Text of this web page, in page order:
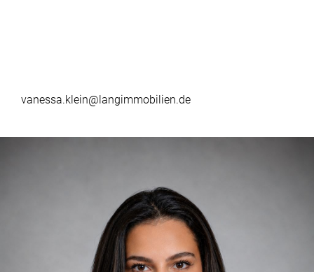
vanessa.klein@langimmobilien.de